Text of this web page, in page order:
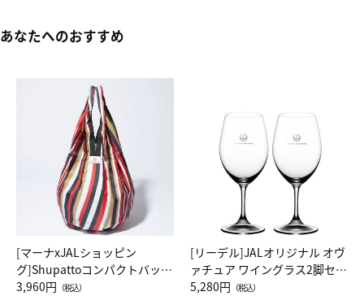
あなたへのおすすめ
[マーナxJALショッピン
グ]Shupattoコンパクトバッグ
Drop JAL客室乗務員（LC）ス
3,960円 （税込）
[リーデル]JALオリジナル オヴ
ァチュア ワイングラス2脚セッ
ト（レッドワイン）
5,280円 （税込）